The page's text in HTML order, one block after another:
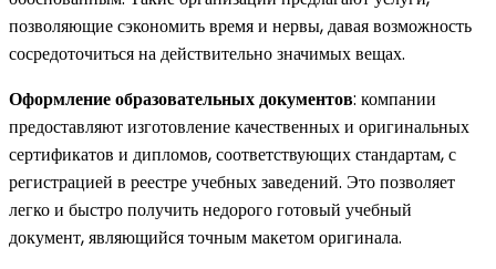
позволяющие сэкономить время и нервы, давая возможность
сосредоточиться на действительно значимых вещах.
Оформление образовательных документов: компании
предоставляют изготовление качественных и оригинальных
сертификатов и дипломов, соответствующих стандартам, с
регистрацией в реестре учебных заведений. Это позволяет
легко и быстро получить недорого готовый учебный
документ, являющийся точным макетом оригинала.